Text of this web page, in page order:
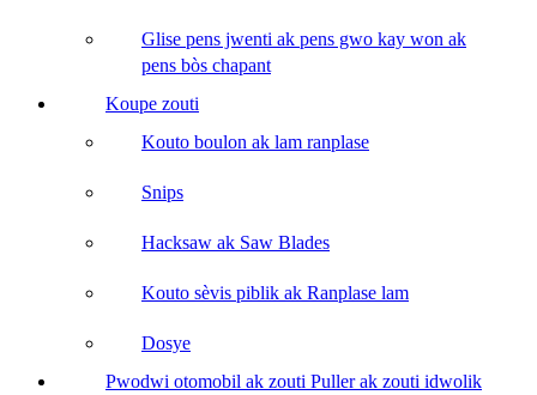
Glise pens jwenti ak pens gwo kay won ak
pens bòs chapant
Koupe zouti
Kouto boulon ak lam ranplase
Snips
Hacksaw ak Saw Blades
Kouto sèvis piblik ak Ranplase lam
Dosye
Pwodwi otomobil ak zouti Puller ak zouti idwolik